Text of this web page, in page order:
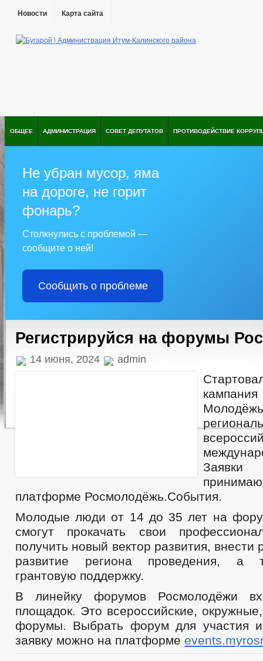
Новости Карта сайта
ОБЩЕЕ АДМИНИСТРАЦИЯ СОВЕТ ДЕПУТАТОВ ПРОТИВОДЕЙСТВИЕ
Не убран мусор, яма
на дороге, не горит
фонарь?
Столкнулись с проблемой —
сообщите о ней!
Сообщить о проблеме
Регистрируйся на форумы
14 июня, 2024 admin
платформе Росмолодёжь.События.
Молодые люди от 14 до 35 лет на
смогут прокачать свои
получить новый вектор развития, внести
развитие региона проведения, а
грантовую поддержку.
В линейку форумов Росмолодёжи
площадок. Это всероссийские,
форумы. Выбрать форум для участия
заявку можно на платформе